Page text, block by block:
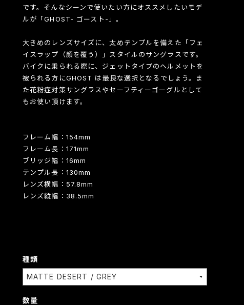
です。そんなシーンで使いたい方にオススメしたいモデ
ルが「GHOST- ゴースト-」。
大きめのレンズサイズに、太めテンプルを備えた「フェ
イスラップ（顔を覆う）」スタイルのサングラスです。
バイクに乗られる際に、ジェットタイプのヘルメットを
被られる方にGHOST は最良な選択となるでしょう。ま
た花粉症対策サングラスやセーフティーゴーグルとして
もお使い頂けます。
フレーム幅：154mm
フレーム長：171mm
ブリッジ幅：16mm
テンプル長：130mm
レンズ横幅：57.8mm
レンズ縦幅：38.5mm
種類
数量